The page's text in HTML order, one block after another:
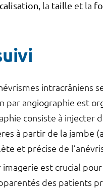
, la taille et la
intracrâniens
par angiographie est
consiste à
à partir de la jambe
et précise de
imagerie est crucial
des patients